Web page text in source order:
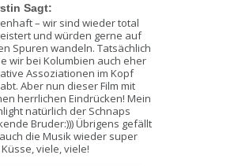
Sagt:
– wir sind wieder total
und würden gerne auf
Spuren wandeln. Tatsächlich
wir bei Kolumbien auch eher
Assoziationen im Kopf
Aber nun dieser Film mit
herrlichen Eindrücken! Mein
natürlich der Schnaps
Bruder:))) Übrigens gefällt
die Musik wieder super
Küsse, viele, viele!